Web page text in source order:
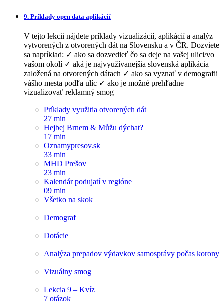
9. Príklady open data aplikácií
V tejto lekcii nájdete príklady vizualizácií, aplikácií a analýz
vytvorených z otvorených dát na Slovensku a v ČR. Dozviete
sa napríklad: ✓ ako sa dozvedieť čo sa deje na vašej ulici/vo
vašom okolí ✓ aká je najvyužívanejšia slovenská aplikácia
založená na otvorených dátach ✓ ako sa vyznať v demografii
vášho mesta podľa ulíc ✓ ako je možné prehľadne
vizualizovať reklamný smog
Príklady využitia otvorených dát
27 min
Hejbej Brnem & Můžu dýchat?
17 min
Oznamypresov.sk
33 min
MHD Prešov
23 min
Kalendár podujatí v regióne
09 min
Všetko na skok
Demograf
Dotácie
Analýza prepadov výdavkov samosprávy počas korony
Vizuálny smog
Lekcia 9 – Kvíz
7 otázok